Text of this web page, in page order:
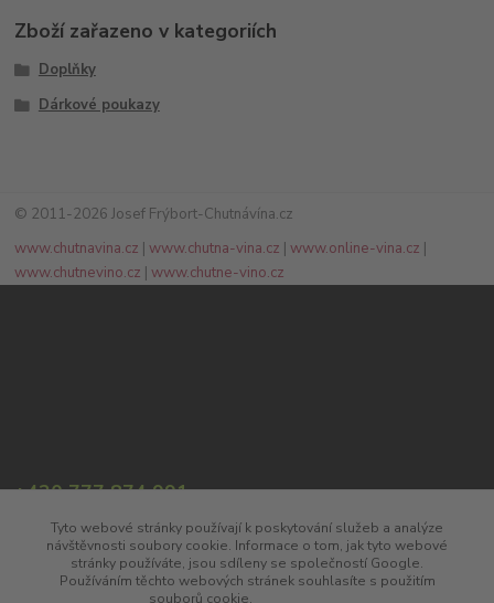
Zboží zařazeno v kategoriích
Doplňky
Dárkové poukazy
© 2011-2026 Josef Frýbort-Chutnávína.cz
www.chutnavina.cz |www.chutna-vina.cz |www.online-vina.cz |
www.chutnevino.cz |www.chutne-vino.cz
+420 777 874 991
info@chutnavina.cz
Tyto webové stránky používají k poskytování služeb a analýze
návštěvnosti soubory cookie. Informace o tom, jak tyto webové
stránky používáte, jsou sdíleny se společností Google.
Používáním těchto webových stránek souhlasíte s použitím
souborů cookie.